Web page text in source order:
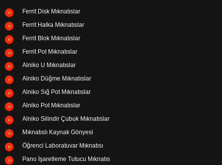
Ferrit Disk Mıknatıslar
Ferrit Halka Mıknatıslar
Ferrit Blok Mıknatıslar
Ferrit Pot Mıknatıslar
Alniko U Mıknatıslar
Alniko Düğme Mıknatıslar
Alniko Sığ Pot Mıknatıslar
Alniko Pot Mıknatıslar
Alniko Silindir Çubuk Mıknatıslar
Mıknatıslı Kaynak Gönyesi
Öğrenci Laboratuvar Mıknatısı
Pano İşaretleme Tutucu Mıknatıs